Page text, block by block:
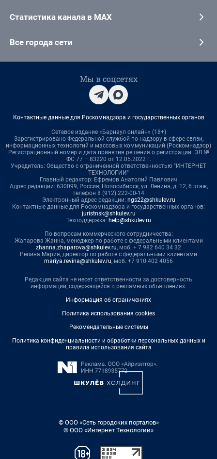
Статистика канала в MAX
Все города сети
Мы в соцсетях
Контактные данные для Роскомнадзора и государственных органов
Сетевое издание «Барнаул онлайн» (18+)
Зарегистрировано Федеральной службой по надзору в сфере связи,
информационных технологий и массовых коммуникаций (Роскомнадзор)
Регистрационный номер и дата принятия решения о регистрации: ЭЛ №
ФС 77 – 83220 от 12.05.2022 г.
Учредитель: Общество с ограниченной ответственностью "ИНТЕРНЕТ
ТЕХНОЛОГИИ"
Главный редактор: Ефремов Анатолий Павлович
Адрес редакции: 630099, Россия, Новосибирск, ул. Ленина, д. 12, 6 этаж,
телефон 8 (912) 222-00-14
Электронный адрес редакции: ngs22@shkulev.ru
Контактные данные для Роскомнадзора и государственных органов:
juristnsk@shkulev.ru
Техподдержка: help@shkulev.ru
По вопросам коммерческого сотрудничества:
Жапарова Жанна, менеджер по работе с федеральными клиентами
zhanna.zhaparova@shkulev.ru, моб. + 7 982 640 34 32
Ревина Мария, директор по работе с федеральными клиентами
mariya.revina@shkulev.ru, моб. +7 910 402 4056
Редакция сайта не несет ответственности за достоверность
информации, содержащейся в рекламных объявлениях.
Информация об ограничениях
Политика использования cookies
Рекомендательные системы
Политика конфиденциальности и обработки персональных данных и
правила использования сайта
© ООО «Сеть городских порталов»
© ООО «Интернет Технологии»